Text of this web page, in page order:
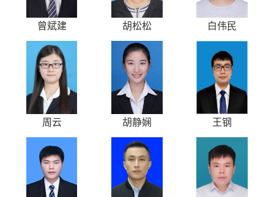
曾斌建 胡松松 白伟民
周云 胡静娴 王钢